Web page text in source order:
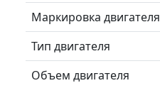
Маркировка двигателя
Тип двигателя
Объем двигателя